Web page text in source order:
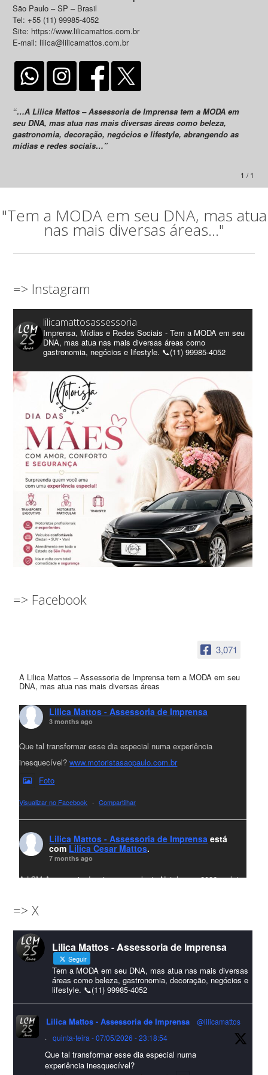
São Paulo – SP – Brasil
Tel: +55 (11) 99985-4052
Site: https://www.lilicamattos.com.br
E-mail: lilica@lilicamattos.com.br
“…A Lilica Mattos – Assessoria de Imprensa tem a MODA em
seu DNA, mas atua nas mais diversas áreas como beleza,
gastronomia, decoração, negócios e lifestyle, abrangendo as
mídias e redes sociais…”
1 / 1
"Tem a MODA em seu DNA, mas atua
nas mais diversas áreas..."
=> Instagram
lilicamattosassessoria
Imprensa, Mídias e Redes Sociais - Tem a MODA em seu
DNA, mas atua nas mais diversas áreas como
gastronomia, negócios e lifestyle. 📞(11) 99985-4052
=> Facebook
3,071
A Lilica Mattos – Assessoria de Imprensa tem a MODA em seu
DNA, mas atua nas mais diversas áreas
Lilica Mattos - Assessoria de Imprensa
3 months ago
Que tal transformar esse dia especial numa experiência
inesquecível?www.motoristasaopaulo.com.br
Foto
Visualizar no Facebook · Compartilhar
Lilica Mattos - Assessoria de Imprensa está
com Lilica Cesar Mattos.
7 months ago
A LCM Assessoria deseja um excelente Natal e um 2026 repleto
amigos que sempre nos acompanham!🎄✨🥂❤️
#lcmassessoriassessoria#natal #merrychristmas #felizanonovo
#HappyNewYear
Foto
Visualizar no Facebook · Compartilhar
Lilica Mattos - Assessoria de Imprensa
9 months ago
A Abrafas - Associação Brasileira de Fibras Artificiais e
=> X
Lilica Mattos - Assessoria de Imprensa
Seguir
Tem a MODA em seu DNA, mas atua nas mais diversas
áreas como beleza, gastronomia, decoração, negócios e
lifestyle. 📞(11) 99985-4052
Lilica Mattos - Assessoria de Imprensa
@lilicamattos
·
quinta-feira - 07/05/2026 - 23:18:54
Que tal transformar esse dia especial numa
experiência inesquecível?